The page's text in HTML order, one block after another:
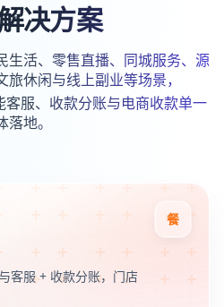
决方案
生活、零售直播、同城服务、源
休闲与线上副业等场景，
客服、收款分账与电商收款单一
落地。
餐
客服 + 收款分账，门店